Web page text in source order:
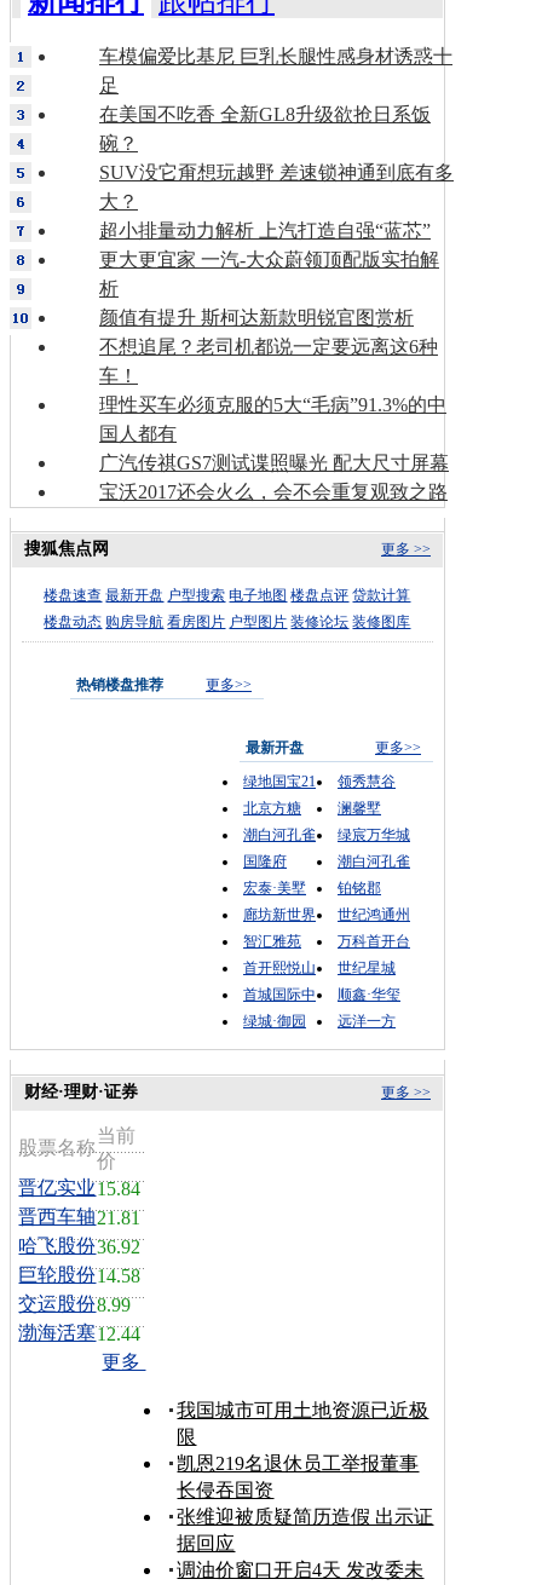
车模偏爱比基尼 巨乳长腿性感身材诱惑十
足
在美国不吃香 全新GL8升级欲抢日系饭
碗？
SUV没它甭想玩越野 差速锁神通到底有多
大？
超小排量动力解析 上汽打造自强“蓝芯”
更大更宜家 一汽-大众蔚领顶配版实拍解
析
颜值有提升 斯柯达新款明锐官图赏析
不想追尾？老司机都说一定要远离这6种
车！
理性买车必须克服的5大“毛病”91.3%的中
国人都有
广汽传祺GS7测试谍照曝光 配大尺寸屏幕
宝沃2017还会火么，会不会重复观致之路
更多 >>
搜狐焦点网
楼盘速查 最新开盘 户型搜索 电子地图 楼盘点评 贷款计算
楼盘动态 购房导航 看房图片 户型图片 装修论坛 装修图库
热销楼盘推荐 更多>>
最新开盘
更多>>
绿地国宝21
领秀慧谷
北京方糖
澜馨墅
潮白河孔雀
绿宸万华城
国隆府
潮白河孔雀
宏泰·美墅
铂铭郡
廊坊新世界
世纪鸿通州
智汇雅苑
万科首开台
首开熙悦山
世纪星城
首城国际中
顺鑫·华玺
绿城·御园
远洋一方
更多 >>
财经·理财·证券
股票名称
当前
价
晋亿实业15.84
晋西车轴21.81
哈飞股份36.92
巨轮股份14.58
交运股份8.99
渤海活塞12.44
更多
我国城市可用土地资源已近极
限
凯恩219名退休员工举报董事
长侵吞国资
张维迎被质疑简历造假 出示证
据回应
调油价窗口开启4天 发改委未